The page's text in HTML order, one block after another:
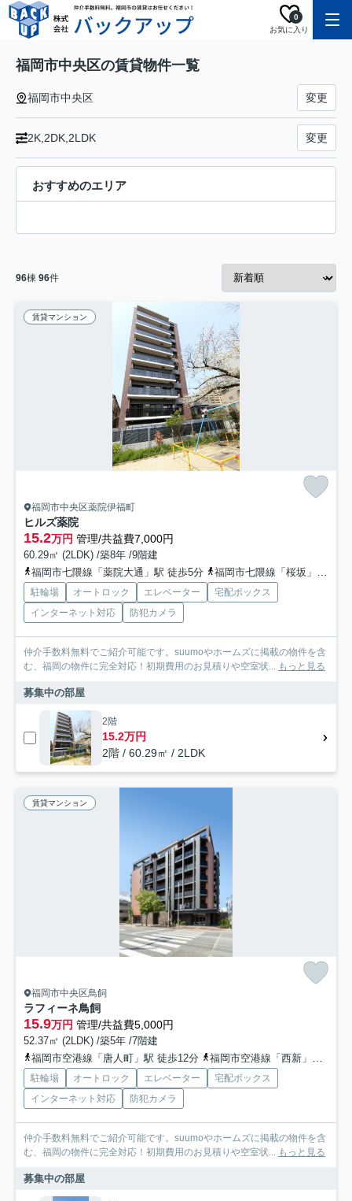
お気に入り
0
福岡市中央区の賃貸物件一覧
福岡市中央区 変更
2K,2DK,2LDK 変更
おすすめのエリア
96棟 96件
賃貸マンション
福岡市中央区薬院伊福町
ヒルズ薬院
15.2万円 管理/共益費7,000円
60.29㎡ (2LDK) /築8年 /9階建
福岡市七隈線「薬院大通」駅 徒歩5分
福岡市七隈線「桜坂」駅 徒歩9分
駐輪場 オートロック エレベーター
宅配ボックス
インターネット対応
防犯カメラ
仲介手数料無料でご紹介可能です。suumoやホームズに掲載の物件を含
む、福岡の物件に完全対応！初期費用のお見積りや空室状... もっと見る
募集中の部屋
2階
15.2万円
2階 / 60.29㎡ / 2LDK
賃貸マンション
福岡市中央区鳥飼
ラフィーネ鳥飼
15.9万円 管理/共益費5,000円
52.37㎡ (2LDK) /築5年 /7階建
福岡市空港線「唐人町」駅 徒歩12分
福岡市空港線「西新」駅 徒歩13分
駐輪場 オートロック エレベーター
宅配ボックス
インターネット対応
防犯カメラ
仲介手数料無料でご紹介可能です。suumoやホームズに掲載の物件を含
む、福岡の物件に完全対応！初期費用のお見積りや空室状... もっと見る
募集中の部屋